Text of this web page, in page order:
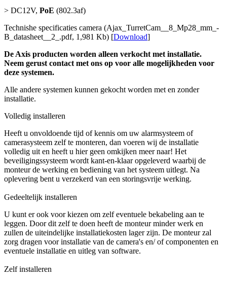
> DC12V, PoE (802.3af)
Technishe specificaties camera (Ajax_TurretCam__8_Mp28_mm_-
B_datasheet__2_.pdf, 1,981 Kb) [Download]
De Axis producten worden alleen verkocht met installatie.
Neem gerust contact met ons op voor alle mogelijkheden voor
deze systemen.
Alle andere systemen kunnen gekocht worden met en zonder
installatie.
Volledig installeren
Heeft u onvoldoende tijd of kennis om uw alarmsysteem of
camerasysteem zelf te monteren, dan voeren wij de installatie
volledig uit en heeft u hier geen omkijken meer naar! Het
beveiligingssysteem wordt kant-en-klaar opgeleverd waarbij de
monteur de werking en bediening van het systeem uitlegt. Na
oplevering bent u verzekerd van een storingsvrije werking.
Gedeeltelijk installeren
U kunt er ook voor kiezen om zelf eventuele bekabeling aan te
leggen. Door dit zelf te doen heeft de monteur minder werk en
zullen de uiteindelijke installatiekosten lager zijn. De monteur zal
zorg dragen voor installatie van de camera's en/ of componenten en
eventuele installatie en uitleg van software.
Zelf installeren